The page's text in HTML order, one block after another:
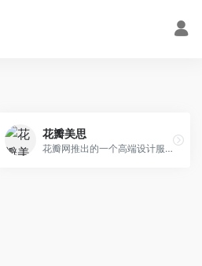
花瓣美思
花瓣网推出的一个高端设计服务经纪平台,不比稿。